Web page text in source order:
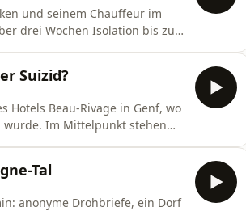
und seinem Chauffeur im
drei Wochen Isolation bis zum
Suizid?
Hotels Beau-Rivage in Genf, wo
Im Mittelpunkt stehen
Tal
anonyme Drohbriefe, ein Dorf